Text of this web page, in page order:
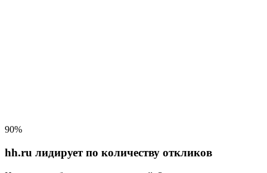
90%
hh.ru лидирует по количеству откликов